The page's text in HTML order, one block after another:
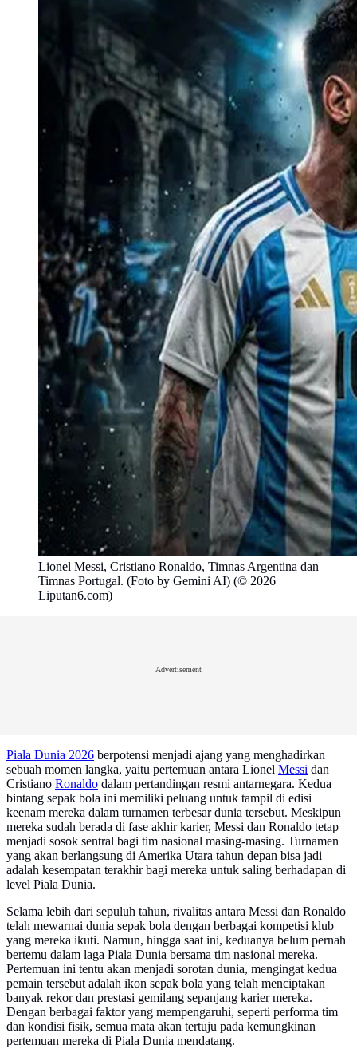
Lionel Messi, Cristiano Ronaldo, Timnas Argentina dan
Timnas Portugal. (Foto by Gemini AI) (© 2026
Liputan6.com)
Advertisement
Piala Dunia 2026 berpotensi menjadi ajang yang menghadirkan
sebuah momen langka, yaitu pertemuan antara Lionel Messi dan
Cristiano Ronaldo dalam pertandingan resmi antarnegara. Kedua
bintang sepak bola ini memiliki peluang untuk tampil di edisi
keenam mereka dalam turnamen terbesar dunia tersebut. Meskipun
mereka sudah berada di fase akhir karier, Messi dan Ronaldo tetap
menjadi sosok sentral bagi tim nasional masing-masing. Turnamen
yang akan berlangsung di Amerika Utara tahun depan bisa jadi
adalah kesempatan terakhir bagi mereka untuk saling berhadapan di
level Piala Dunia.
Selama lebih dari sepuluh tahun, rivalitas antara Messi dan Ronaldo
telah mewarnai dunia sepak bola dengan berbagai kompetisi klub
yang mereka ikuti. Namun, hingga saat ini, keduanya belum pernah
bertemu dalam laga Piala Dunia bersama tim nasional mereka.
Pertemuan ini tentu akan menjadi sorotan dunia, mengingat kedua
pemain tersebut adalah ikon sepak bola yang telah menciptakan
banyak rekor dan prestasi gemilang sepanjang karier mereka.
Dengan berbagai faktor yang mempengaruhi, seperti performa tim
dan kondisi fisik, semua mata akan tertuju pada kemungkinan
pertemuan mereka di Piala Dunia mendatang.